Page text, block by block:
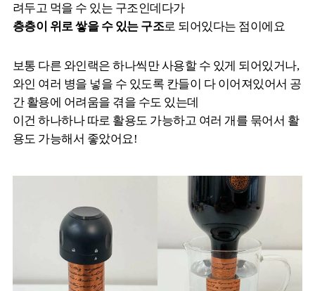
려두고 먹을 수 있는 구조인데다가
층층이 위로 쌓을 수 있는 구조로 되어있다는 점이에요
보통 다른 와인랙은 하나씩만 사용할 수 있게 되어있거나,
와인 여러 병을 넣을 수 있도록 칸들이 다 이어져있어서 공
간 활용에 어려움을 겪을 수도 있는데
이건 하나하나 따로 활용도 가능하고 여러 개를 묶어서 활
용도 가능해서 좋았어요!